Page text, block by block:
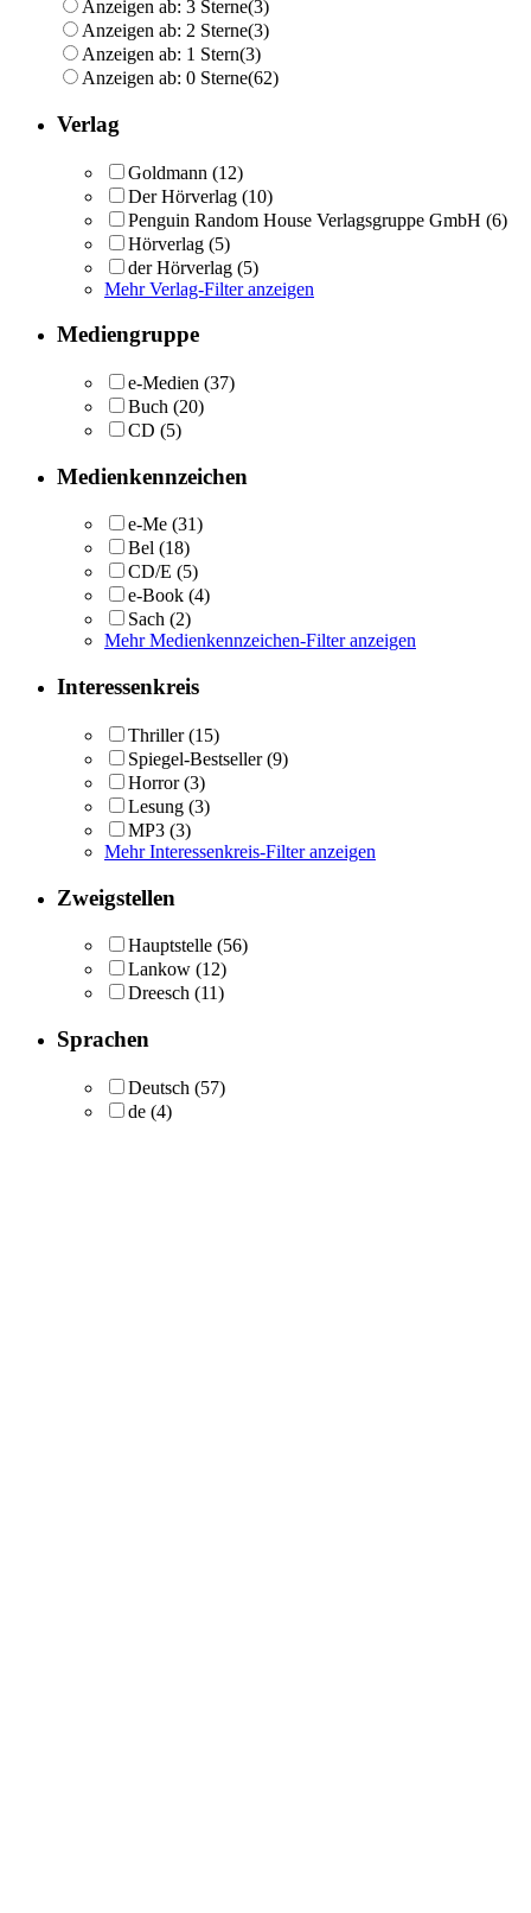
Anzeigen ab: 3 Sterne(3)
Anzeigen ab: 2 Sterne(3)
Anzeigen ab: 1 Stern(3)
Anzeigen ab: 0 Sterne(62)
Verlag
Goldmann (12)
Der Hörverlag (10)
Penguin Random House Verlagsgruppe GmbH (6)
Hörverlag (5)
der Hörverlag (5)
Mehr Verlag-Filter anzeigen
Mediengruppe
e-Medien (37)
Buch (20)
CD (5)
Medienkennzeichen
e-Me (31)
Bel (18)
CD/E (5)
e-Book (4)
Sach (2)
Mehr Medienkennzeichen-Filter anzeigen
Interessenkreis
Thriller (15)
Spiegel-Bestseller (9)
Horror (3)
Lesung (3)
MP3 (3)
Mehr Interessenkreis-Filter anzeigen
Zweigstellen
Hauptstelle (56)
Lankow (12)
Dreesch (11)
Sprachen
Deutsch (57)
de (4)